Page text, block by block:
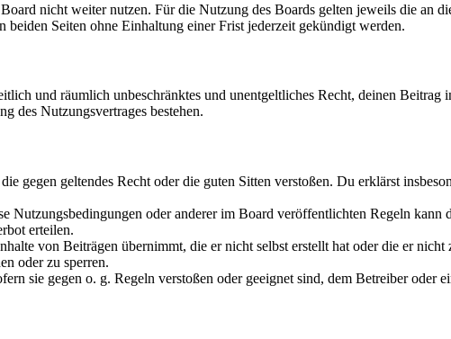
nicht weiter nutzen. Für die Nutzung des Boards gelten jeweils die an
Seiten ohne Einhaltung einer Frist jederzeit gekündigt werden.
und räumlich unbeschränktes und unentgeltliches Recht, deinen Beitrag
des Nutzungsvertrages bestehen.
gegen geltendes Recht oder die guten Sitten verstoßen. Du erklärst
Nutzungsbedingungen oder anderer im Board veröffentlichten Regeln
erteilen.
von Beiträgen übernimmt, die er nicht selbst erstellt hat oder die er nicht
oder zu sperren.
sie gegen o. g. Regeln verstoßen oder geeignet sind, dem Betreiber oder